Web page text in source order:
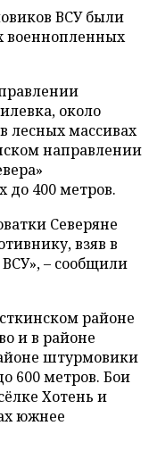
ВСУ были
военнопленных
около
лесных массивах
направлении
до 400 метров.
Северяне
взяв в
– сообщили
районе
и в районе
штурмовики
600 метров. Бои
Хотень и
южнее